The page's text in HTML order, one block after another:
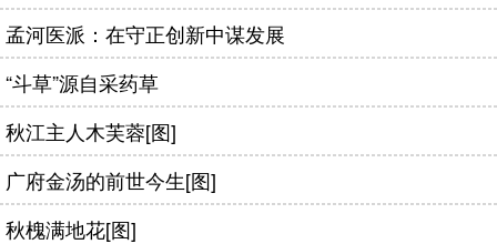
孟河医派：在守正创新中谋发展
“斗草”源自采药草
秋江主人木芙蓉[图]
广府金汤的前世今生[图]
秋槐满地花[图]